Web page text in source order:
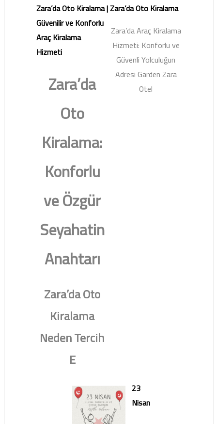
Zara’da Oto Kiralama |
Güvenilir ve Konforlu
Araç Kiralama
Hizmeti
Zara’da
Oto
Kiralama:
Konforlu
ve Özgür
Seyahatin
Anahtarı
Zara’da Oto
Kiralama
Neden Tercih
E
Zara’da Oto Kiralama
Zara’da Araç Kiralama
Hizmeti: Konforlu ve
Güvenli Yolculuğun
Adresi Garden Zara
Otel
23
Nisan